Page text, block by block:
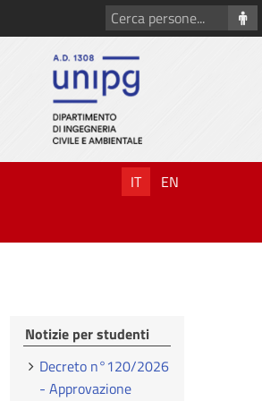
Cerca
persone
IT EN
Notizie per studenti
Decreto n°120/2026
- Approvazione